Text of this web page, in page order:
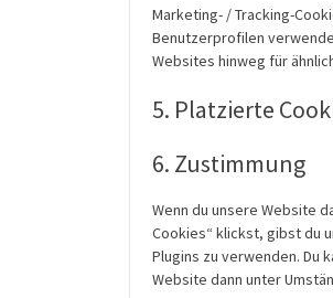
Marketing- / Tracking-
Benutzerprofilen
Websites hinweg für
5. Platzierte
6. Zustimmung
Wenn du unsere Website
Cookies“ klickst, gibst du
Plugins zu verwenden. Du
Website dann unter